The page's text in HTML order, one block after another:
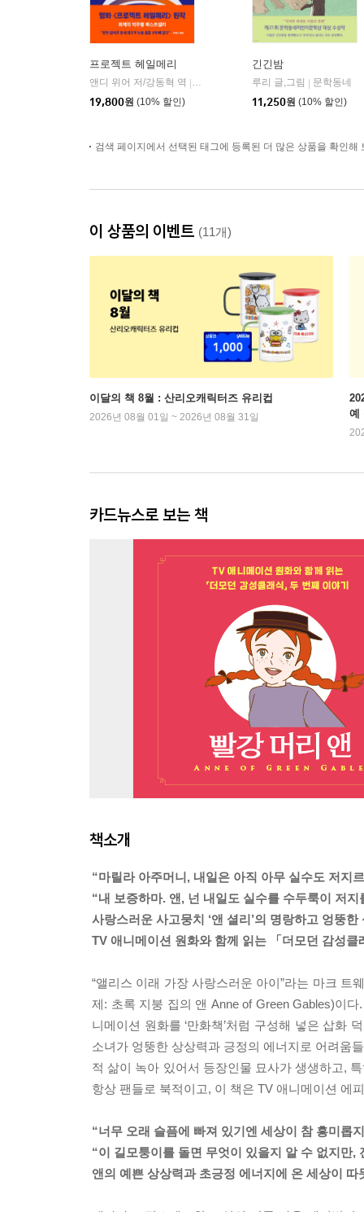
프로젝트 헤일메리
앤디 위어 저/강동혁 역
알에이치코리아(RHK)
19,800원 (10% 할인)
긴긴밤
루리 글,그림
문학동네
11,250원 (10% 할인)
검색 페이지에서 선택된 태그에 등록된 더 많은 상품을 확인해
이 상품의 이벤트 (11개)
이달의 책 8월 : 산리오캐릭터즈 유리컵
2026년 08월 01일 ~ 2026년 08월 31일
예
카드뉴스로 보는 책
책소개
“마릴라 아주머니, 내일은 아직 아무 실수도 저지
“내 보증하마. 앤, 넌 내일도 실수를 수두룩이 저지
사랑스러운 사고뭉치 ‘앤 셜리’의 명랑하고 엉뚱한
TV 애니메이션 원화와 함께 읽는 「더모던 감성
“앨리스 이래 가장 사랑스러운 아이”라는 마크 트
제: 초록 지붕 집의 앤 Anne of Green Gables)이
니메이션 원화를 ‘만화책’처럼 구성해 넣은 삽화
소녀가 엉뚱한 상상력과 긍정의 에너지로 어려움
적 삶이 녹아 있어서 등장인물 묘사가 생생하고,
항상 팬들로 북적이고, 이 책은 TV 애니메이션 에
“너무 오래 슬픔에 빠져 있기엔 세상이 참 흥미롭
“이 길모퉁이를 돌면 무엇이 있을지 알 수 없지만,
앤의 예쁜 상상력과 초긍정 에너지에 온 세상이 따